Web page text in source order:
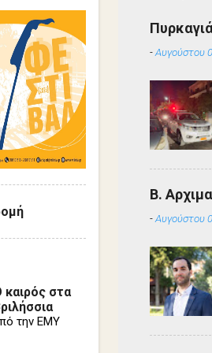
-Αυγούστου
Β.
-Αυγούστου
καιρός στα
την ΕΜΥ